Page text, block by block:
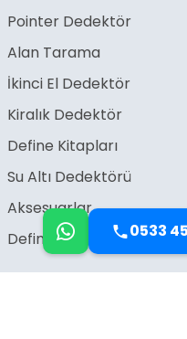
0533
Pointer Dedektör
Alan Tarama
İkinci El Dedektör
Kiralık Dedektör
Define Kitapları
Su Altı Dedektörü
Aksesuarlar
Define İşaretleri